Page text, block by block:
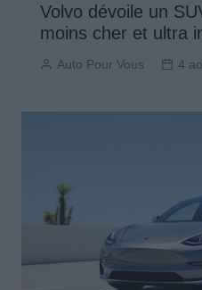
Volvo dévoile un
moins cher et ultra
Auto Pour Vous 4